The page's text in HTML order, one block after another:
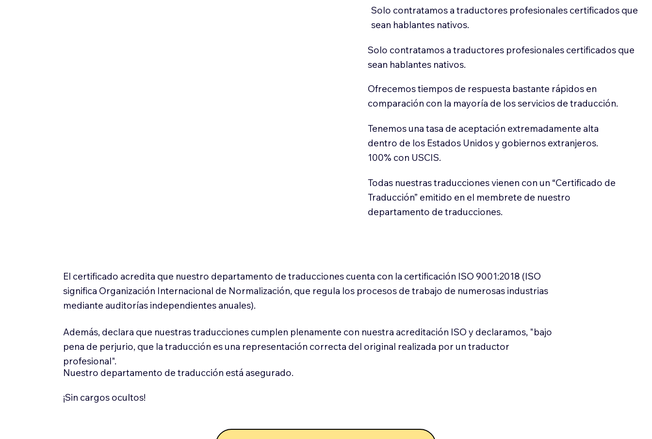
Solo contratamos a traductores profesionales certificados que
sean hablantes nativos.
Solo contratamos a traductores profesionales certificados que
sean hablantes nativos.
Ofrecemos tiempos de respuesta bastante rápidos en
comparación con la mayoría de los servicios de traducción.
Tenemos una tasa de aceptación extremadamente alta
dentro de los Estados Unidos y gobiernos extranjeros.
100% con USCIS.
Todas nuestras traducciones vienen con un “Certificado de
Traducción” emitido en el membrete de nuestro
departamento de traducciones.
El certificado acredita que nuestro departamento de traducciones cuenta con la certificación ISO 9001:2018 (ISO
significa Organización Internacional de Normalización, que regula los procesos de trabajo de numerosas industrias
mediante auditorías independientes anuales).
Además, declara que nuestras traducciones cumplen plenamente con nuestra acreditación ISO y declaramos, "bajo
pena de perjurio, que la traducción es una representación correcta del original realizada por un traductor
profesional".
Nuestro departamento de traducción está asegurado.
¡Sin cargos ocultos!